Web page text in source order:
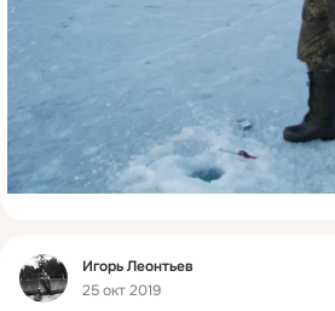
Фид
Игорь Леонтьев
25 окт 2019